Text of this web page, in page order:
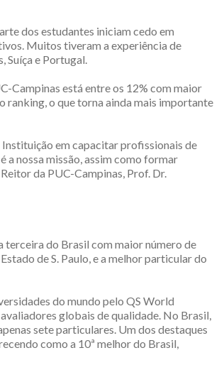
dos estudantes iniciam cedo em
Muitos tiveram a experiência de
Suíça e Portugal.
Campinas está entre os 12% com maior
o que torna ainda mais importante
Instituição em capacitar profissionais de
a nossa missão, assim como formar
da PUC-Campinas, Prof. Dr.
terceira do Brasil com maior número de
de S. Paulo, e a melhor particular do
do mundo pelo QS World
globais de qualidade. No Brasil,
sete particulares. Um dos destaques
como a 10ª melhor do Brasil,